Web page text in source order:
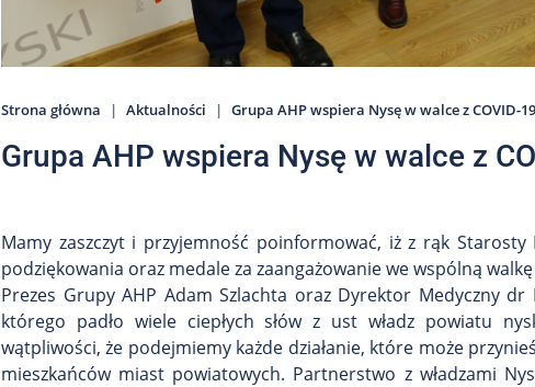
Strona główna Aktualności Grupa AHP wspiera Nysę w walce z COVID-19
Grupa AHP wspiera Nysę w walce z
Mamy zaszczyt i przyjemność poinformować, iż z rąk
podziękowania oraz medale za zaangażowanie we wspólną
Prezes Grupy AHP Adam Szlachta oraz Dyrektor Medyczny dr
którego padło wiele ciepłych słów z ust władz powiatu
wątpliwości, że podejmiemy każde działanie, które może
mieszkańców miast powiatowych. Partnerstwo z władzami